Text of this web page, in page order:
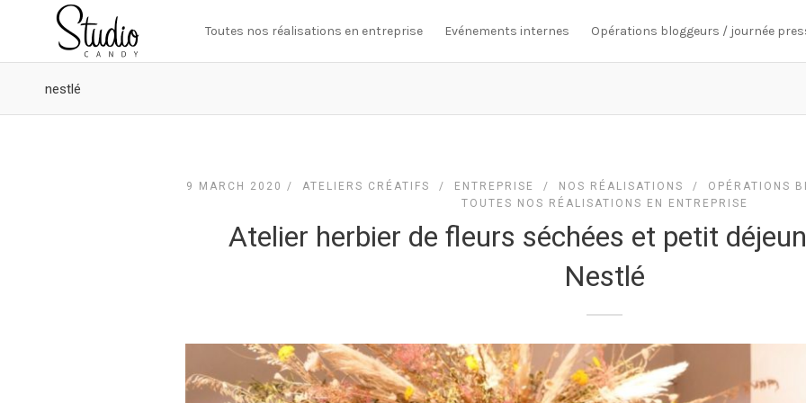
Toutes nos réalisations en entreprise Evénements internes Opérations bloggeurs / journée
nestlé
9 MARCH 2020 / ATELIERS CRÉATIFS / ENTREPRISE / NOS RÉALISATIONS /
OPÉRATIONS
TOUTES NOS RÉALISATIONS EN ENTREPRISE
Atelier herbier de fleurs séchées et petit
Nestlé